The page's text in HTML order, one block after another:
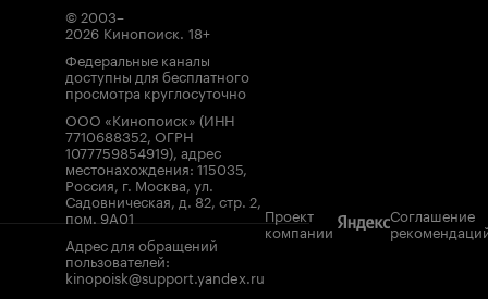
© 2003–
2026 Кинопоиск. 18+
Федеральные каналы
доступны для бесплатного
просмотра круглосуточно
ООО «Кинопоиск» (ИНН
7710688352, ОГРН
1077759854919), адрес
местонахождения: 115035,
Россия, г. Москва, ул.
Садовническая, д. 82, стр. 2,
пом. 9А01
Адрес для обращений
пользователей:
kinopoisk@support.yandex.ru
Проект
компании
Соглашение